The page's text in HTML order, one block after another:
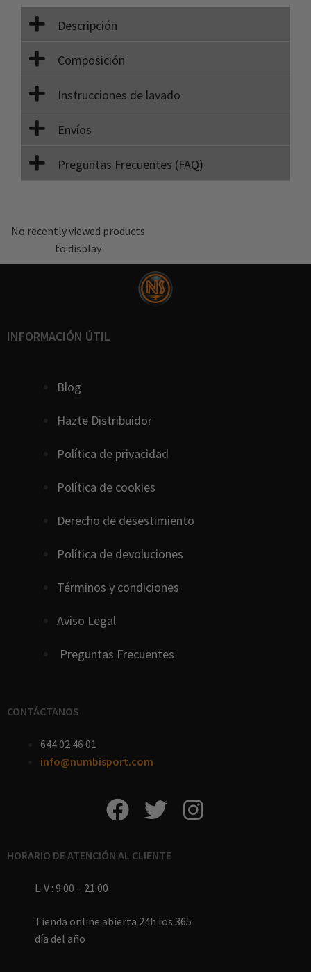
Descripción
Composición
Instrucciones de lavado
Envíos
Preguntas Frecuentes (FAQ)
No recently viewed products
to display
INFORMACIÓN ÚTIL
Blog
Hazte Distribuidor
Política de privacidad
Política de cookies
Derecho de desestimiento
Política de devoluciones
Términos y condiciones
Aviso Legal
Preguntas Frecuentes
CONTÁCTANOS
644 02 46 01
info@numbisport.com
HORARIO DE ATENCIÓN AL CLIENTE
L-V : 9:00 – 21:00
Tienda online abierta 24h los 365
día del año